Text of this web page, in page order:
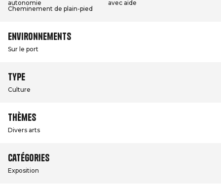
autonomie
avec aide
Cheminement de plain-pied
Environnements
Sur le port
Type
Culture
Thèmes
Divers arts
Catégories
Exposition